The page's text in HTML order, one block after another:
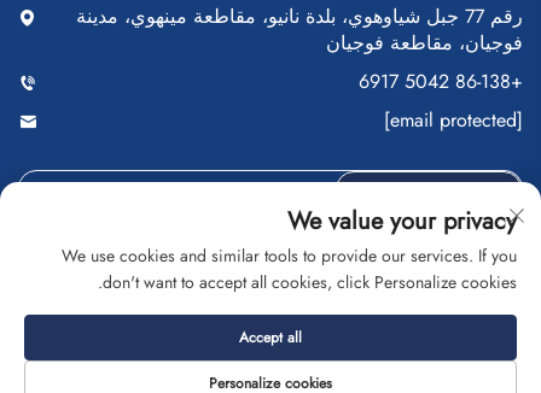
رقم 77 جبل شياوهوي، بلدة نانيو، مقاطعة مينهوي، مدينة
فوجيان، مقاطعة فوجيان
+86-138 5042 6917
[email protected]
حقوق النشر © شركة فوجيان سايبلانغ للتجارة المحدودة. جميع
سياسة الخصوصية
We value your privacy
We use cookies and similar tools to provide our services. If you
don't want to accept all cookies, click Personalize cookies.
Personalize cookies
Accept all